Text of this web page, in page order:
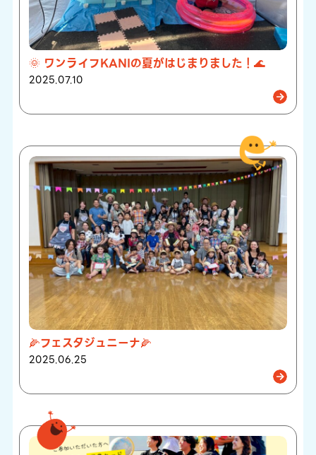
🌞 ワンライフKANIの夏がはじまりました！🌊
2025.07.10
🌽フェスタジュニーナ🌽
2025.06.25